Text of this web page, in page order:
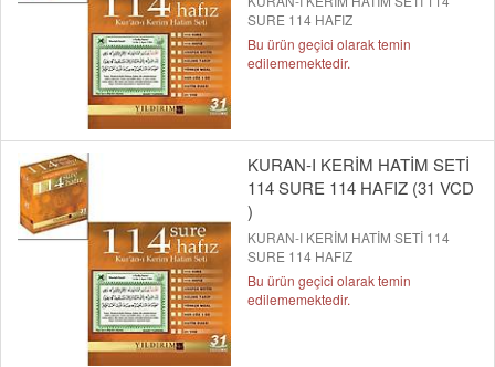
SURE 114 HAFIZ
Bu ürün geçici olarak temin
edilememektedir.
KURAN-I KERİM HATİM SETİ
114 SURE 114 HAFIZ (31 VCD
)
KURAN-I KERİM HATİM SETİ 114
SURE 114 HAFIZ
Bu ürün geçici olarak temin
edilememektedir.